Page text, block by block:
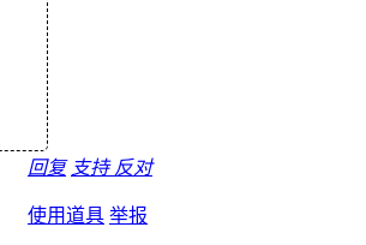
回复 支持 反对
使用道具 举报